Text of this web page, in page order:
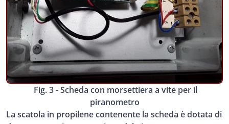
Fig. 3 - Scheda con morsettiera a vite per il
piranometro
La scatola in propilene contenente la scheda è dotata di